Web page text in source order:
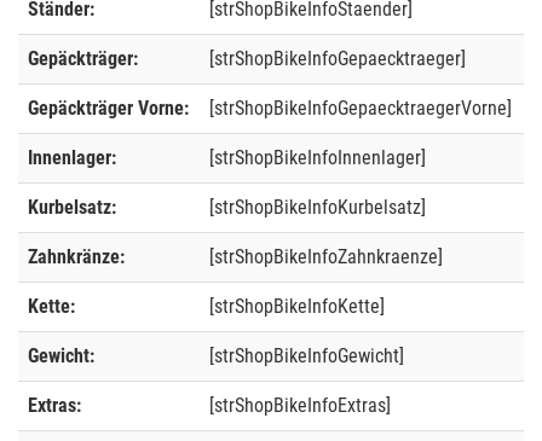
Ständer: [strShopBikeInfoStaender]
Gepäckträger: [strShopBikeInfoGepaecktraeger]
Gepäckträger Vorne: [strShopBikeInfoGepaecktraegerVorne]
Innenlager: [strShopBikeInfoInnenlager]
Kurbelsatz: [strShopBikeInfoKurbelsatz]
Zahnkränze: [strShopBikeInfoZahnkraenze]
Kette: [strShopBikeInfoKette]
Gewicht: [strShopBikeInfoGewicht]
Extras: [strShopBikeInfoExtras]